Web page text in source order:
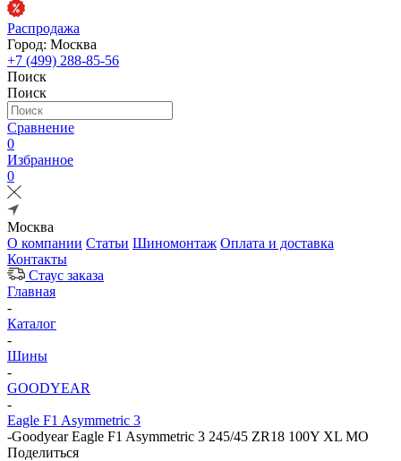
Распродажа
Город: Москва
+7 (499) 288-85-56
Поиск
Поиск
Сравнение
0
Избранное
0
Москва
О компании Статьи Шиномонтаж Оплата и доставка
Контакты
Стаус заказа
Главная
-
Каталог
-
Шины
-
GOODYEAR
-
Eagle F1 Asymmetric 3
-Goodyear Eagle F1 Asymmetric 3 245/45 ZR18 100Y XL MO
Поделиться